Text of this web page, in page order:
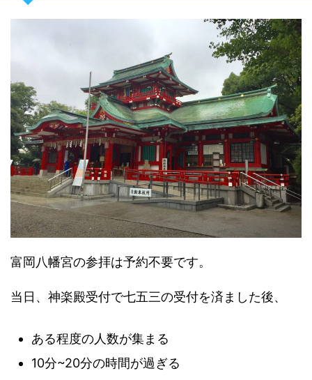
富岡八幡宮の参拝は予約不要です。
当日、神楽殿受付で七五三の受付を済ました後、
ある程度の人数が集まる
10分~20分の時間が過ぎる